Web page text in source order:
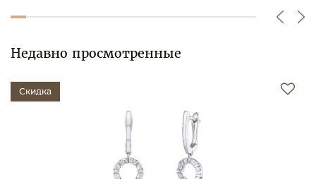
Недавно просмотренные
Скидка